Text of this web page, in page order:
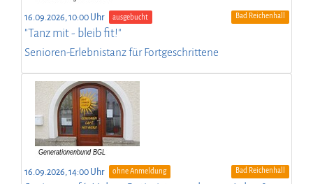
16.09.2026, 10:00 Uhr ausgebucht Bad Reichenhall
"Tanz mit - bleib fit!"
Senioren-Erlebnistanz für Fortgeschrittene
16.09.2026, 14:00 Uhr ohne Anmeldung Bad Reichenhall